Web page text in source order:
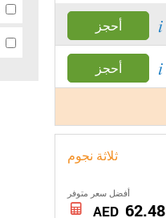
أحجز
أحجز
ثلاثة نجوم
أفضل سعر متوفر
62.48